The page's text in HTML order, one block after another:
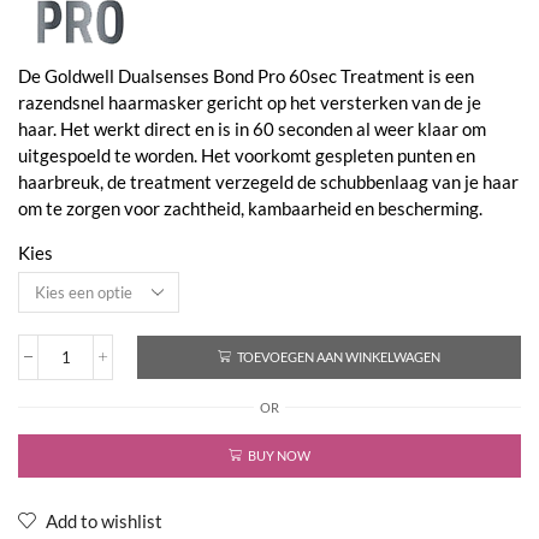
De Goldwell Dualsenses Bond Pro 60sec Treatment is een
razendsnel haarmasker gericht op het versterken van de je
haar. Het werkt direct en is in 60 seconden al weer klaar om
uitgespoeld te worden. Het voorkomt gespleten punten en
haarbreuk, de treatment verzegeld de schubbenlaag van je haar
om te zorgen voor zachtheid, kambaarheid en bescherming.
Kies
Dualsenses
60Sec
aantal
TOEVOEGEN AAN WINKELWAGEN
OR
BUY NOW
Add to wishlist